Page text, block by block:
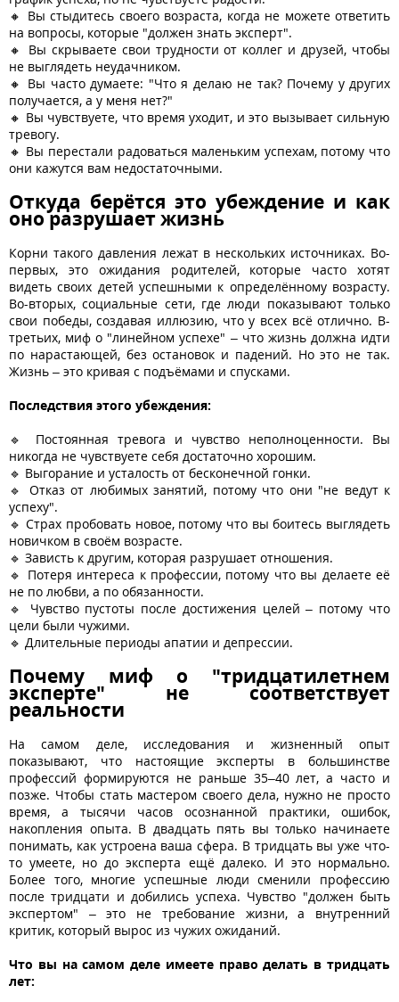
🔸 Вы стыдитесь своего возраста, когда не можете ответить
на вопросы, которые "должен знать эксперт".
🔸 Вы скрываете свои трудности от коллег и друзей, чтобы
не выглядеть неудачником.
🔸 Вы часто думаете: "Что я делаю не так? Почему у других
получается, а у меня нет?"
🔸 Вы чувствуете, что время уходит, и это вызывает сильную
тревогу.
🔸 Вы перестали радоваться маленьким успехам, потому что
они кажутся вам недостаточными.
Откуда берётся это убеждение и как
оно разрушает жизнь
Корни такого давления лежат в нескольких источниках. Во-
первых, это ожидания родителей, которые часто хотят
видеть своих детей успешными к определённому возрасту.
Во-вторых, социальные сети, где люди показывают только
свои победы, создавая иллюзию, что у всех всё отлично. В-
третьих, миф о "линейном успехе" – что жизнь должна идти
по нарастающей, без остановок и падений. Но это не так.
Жизнь – это кривая с подъёмами и спусками.
Последствия этого убеждения:
🔹 Постоянная тревога и чувство неполноценности. Вы
никогда не чувствуете себя достаточно хорошим.
🔹 Выгорание и усталость от бесконечной гонки.
🔹 Отказ от любимых занятий, потому что они "не ведут к
успеху".
🔹 Страх пробовать новое, потому что вы боитесь выглядеть
новичком в своём возрасте.
🔹 Зависть к другим, которая разрушает отношения.
🔹 Потеря интереса к профессии, потому что вы делаете её
не по любви, а по обязанности.
🔹 Чувство пустоты после достижения целей – потому что
цели были чужими.
🔹 Длительные периоды апатии и депрессии.
Почему миф о "тридцатилетнем
эксперте" не соответствует
реальности
На самом деле, исследования и жизненный опыт
показывают, что настоящие эксперты в большинстве
профессий формируются не раньше 35–40 лет, а часто и
позже. Чтобы стать мастером своего дела, нужно не просто
время, а тысячи часов осознанной практики, ошибок,
накопления опыта. В двадцать пять вы только начинаете
понимать, как устроена ваша сфера. В тридцать вы уже что-
то умеете, но до эксперта ещё далеко. И это нормально.
Более того, многие успешные люди сменили профессию
после тридцати и добились успеха. Чувство "должен быть
экспертом" – это не требование жизни, а внутренний
критик, который вырос из чужих ожиданий.
Что вы на самом деле имеете право делать в тридцать
лет: